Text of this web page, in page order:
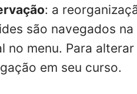
: a
são navegados
no menu. Para
em seu curso.